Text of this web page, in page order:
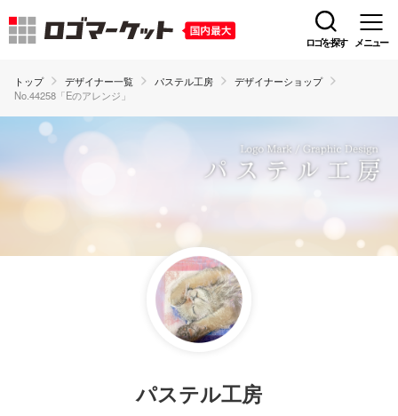
ロゴを探す メニュー
トップ デザイナー一覧 パステル工房
デザイナーショップ
No.44258「Eのアレンジ」
パステル工房